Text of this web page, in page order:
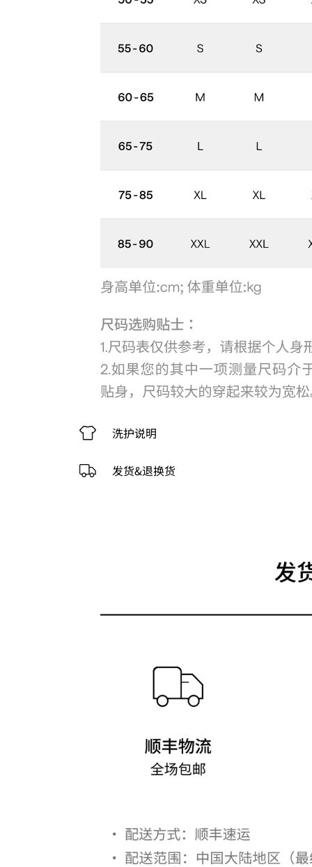
洗护说明
发货&退换货